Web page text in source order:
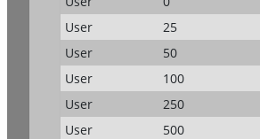
User
25
User
50
User
100
User
250
User
500